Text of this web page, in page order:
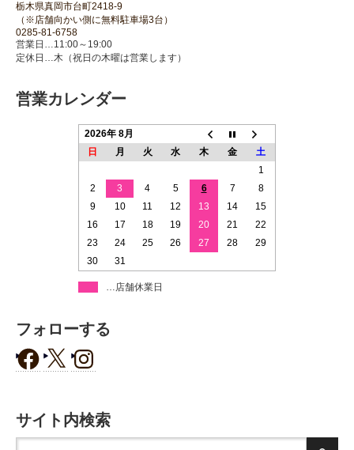
栃木県真岡市台町2418-9
（※店舗向かい側に無料駐車場3台）
0285-81-6758
営業日…11:00～19:00
定休日…木（祝日の木曜は営業します）
営業カレンダー
2026年 8月
日
月 火 水 木 金
土
1
2
3 4 5 6 7
8
9
10 11 12 13 14
15
16
17 18 19 20 21
22
23
24 25 26 27 28
29
30
31
…店舗休業日
フォローする
サイト内検索